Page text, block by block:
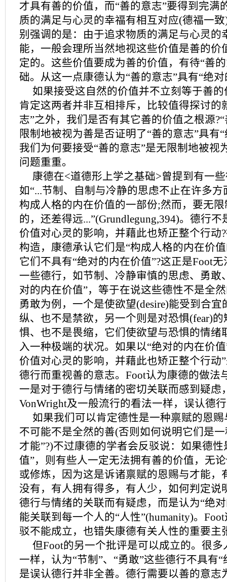
才具有善的价值，而“善的意志”要得到完满
质的满足与心灵的幸福有相互对应(德福一
别强调的是：由于追求物质的满足与心灵的
能，一般会理所当然地视这些价值是善的价
定的。这些价值要成为善的价值，有待“善
础。从这一点康德认为“善的意志”具有“绝
如果接受这自然的价值并不立刻等于善
肯定这两者并非互相排斥，比较值得探讨的
志”之外，我们是否有其它善的价值之根源
限制地被视为善是否证明了“善的意志”具有
我们为何要接受“善的意志”是无限制地被视
问题重重。
康德在<道德形上学之基础>曾提到有一些
如“...节制、自制与冷静的思虑不止在许多
构成人格的内在价值的一部份;然而，要无
的，还差得远...”(Grundlegung,394)。德行
价值对心灵的影响，并藉此也矫正整个行动
构造，康德承认它们是“构成人格的内在价
它们不具有“绝对的内在价值”?这正是Foot
一些德行，如节制、冷静审慎的思虑、勇敢
对的内在价值”，等于在说这些德性不是全
勇敢为例，一个是使欲望(desire)能受到合宜
纵、也不是禁欲，另一个则是对恐惧(fear)
惧、也不是畏缩，它们使欲望与恐惧的情绪
入一种极端的状况。如果以“绝对的内在价
价值对心灵的影响，并藉此也矫正整个行动
德行而重视善的意志。Foot认为康德的做法
一是对于德行与情绪的密切关联而感到疑虑
VonWright及一般流行的看法一样，误认德
如果我们可以肯定德性是一种禀赋的恩
不可能不是全然的善(否则如何说明它们是
才能”?)不过康德的学者会反驳说：如果德
值”，则有些人一定无法拥有善的价值，无
或修炼，因为这是诉诸禀赋的恩赐与才能，
没有，有人拥有得多，有人少，如何判定说
德行与情绪的关联而有疑虑，而是认为“绝
能关联到每一个人的“人性”(humanity)。
驳不能成立，也错失康德有关人性的重要主
但Foot的另一个批评是可以成立的。很
一样，认为“节制”、“勇敢”这些德行不具有
是误认德行并非全善。德行需要以善的意志